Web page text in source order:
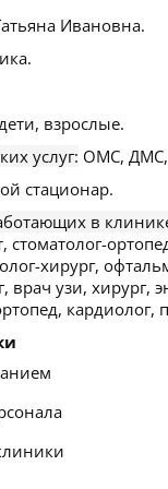
Ивановна.
дети, взрослые.
услуг: ОМС, ДМС,
стационар.
в
хирург,
врач узи, хирург,
кардиолог,